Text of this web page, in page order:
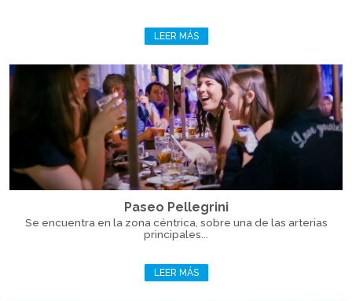
LEER MÁS
Paseo Pellegrini
Se encuentra en la zona céntrica, sobre una de las arterias
principales...
LEER MÁS